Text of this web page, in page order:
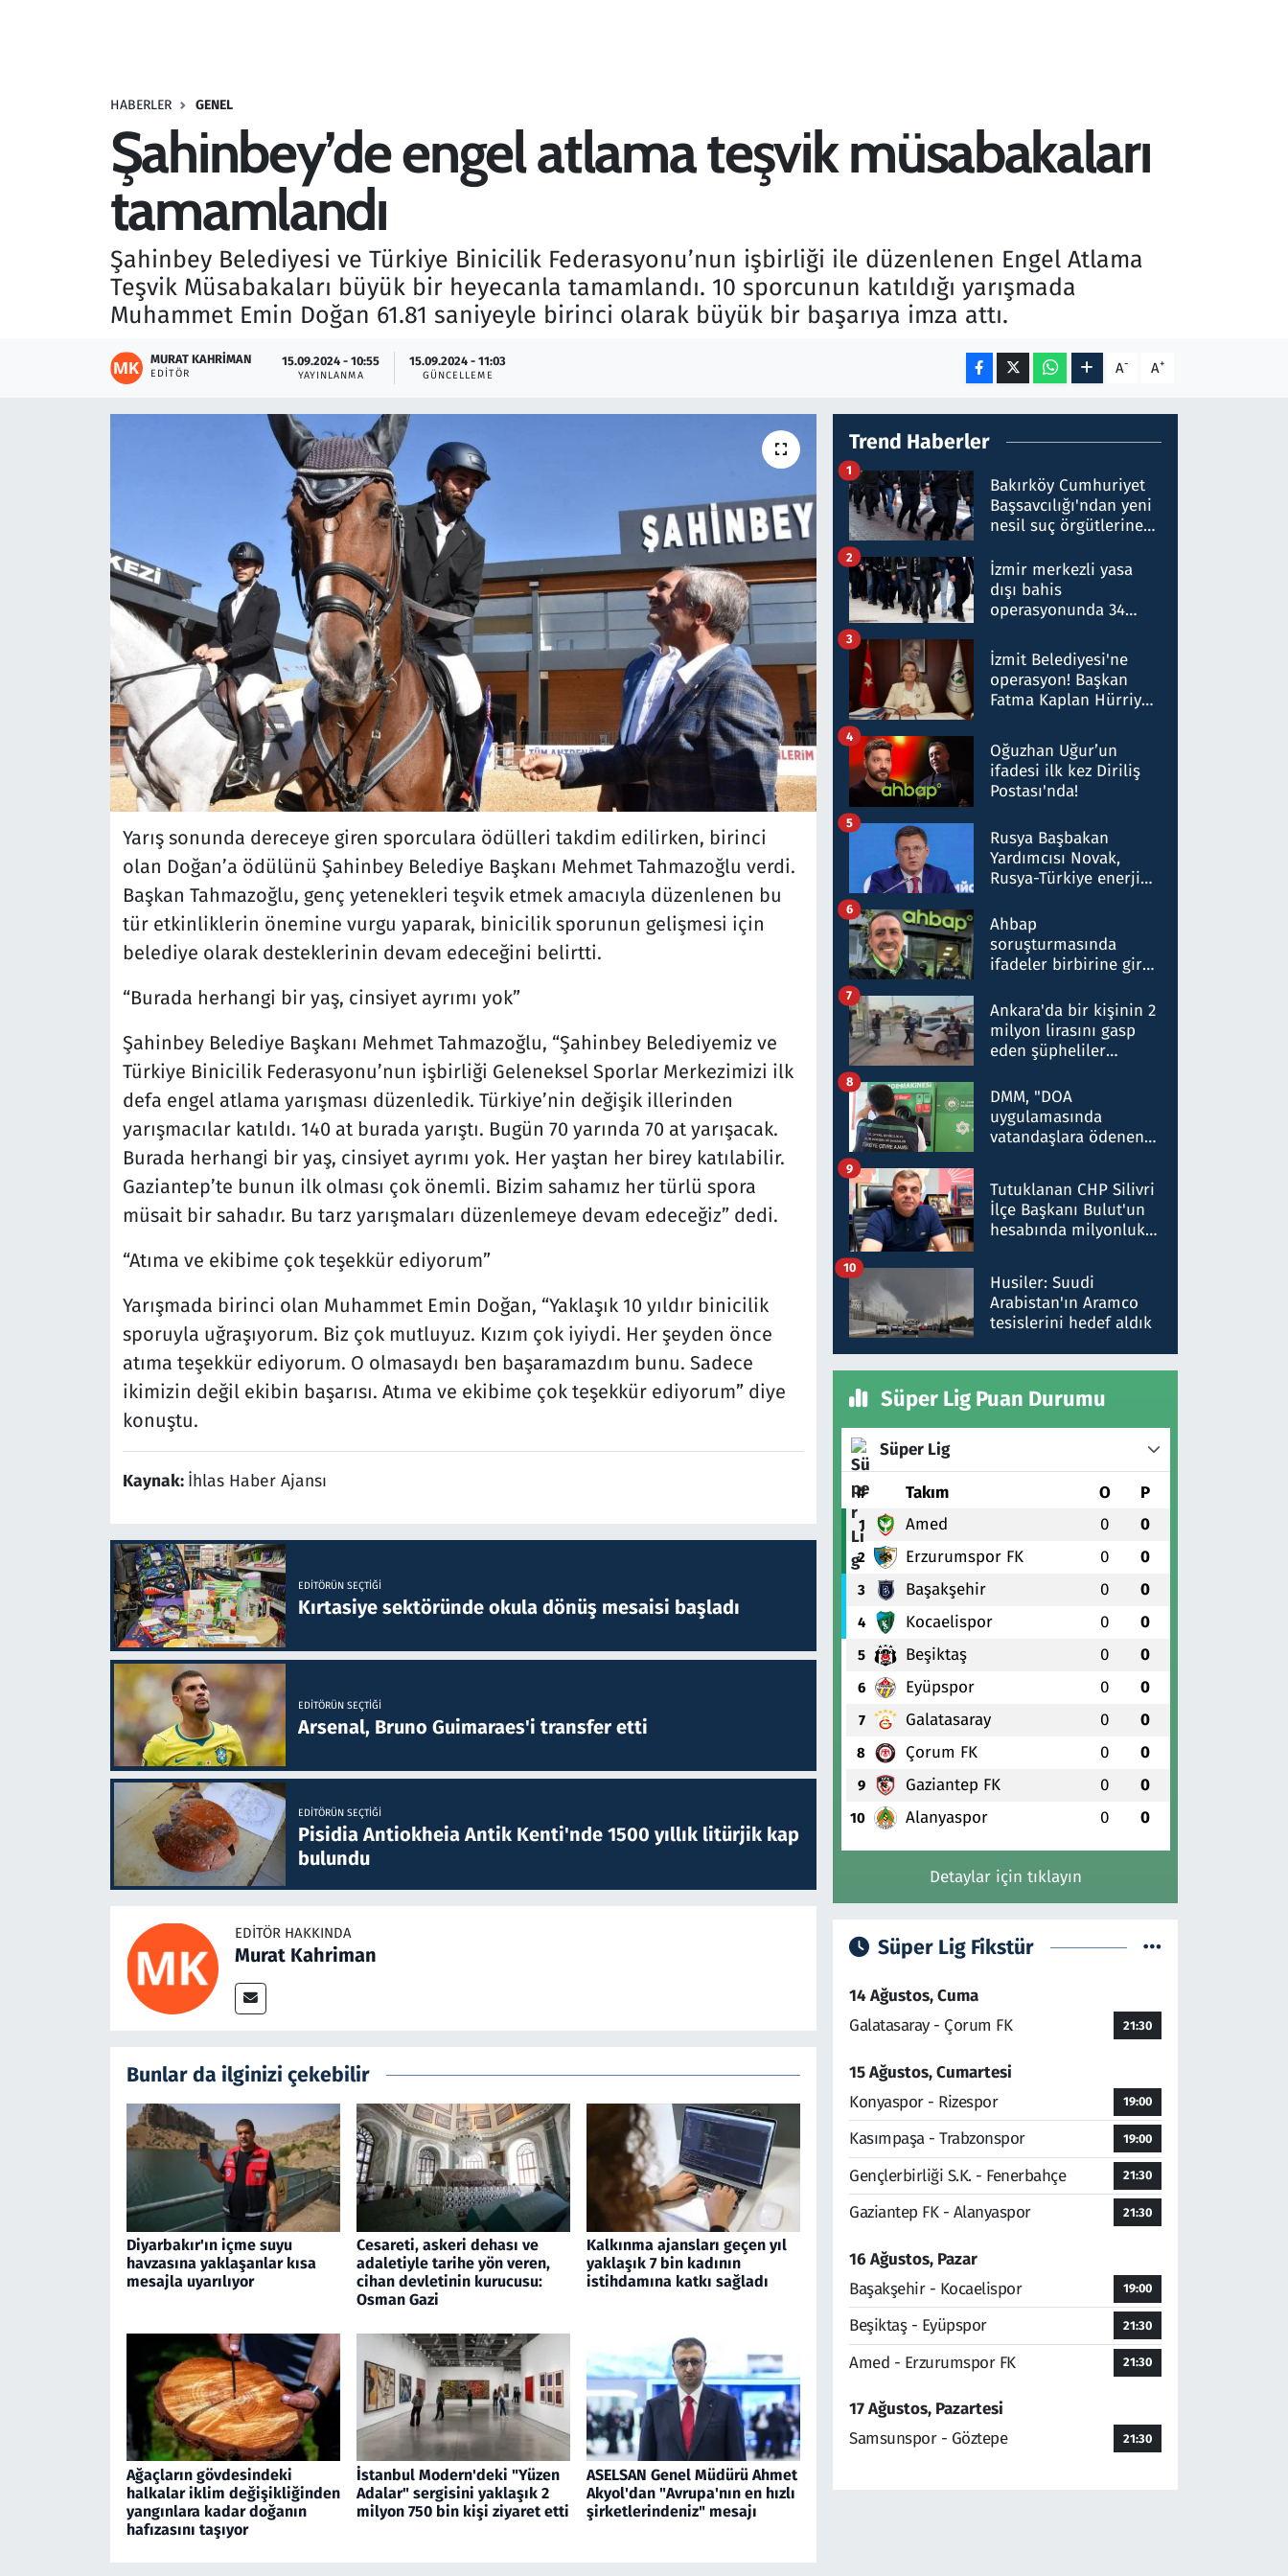
HABERLER GENEL
Şahinbey’de engel atlama teşvik müsabakaları
tamamlandı
Şahinbey Belediyesi ve Türkiye Binicilik Federasyonu’nun işbirliği ile düzenlenen Engel Atlama
Teşvik Müsabakaları büyük bir heyecanla tamamlandı. 10 sporcunun katıldığı yarışmada
Muhammet Emin Doğan 61.81 saniyeyle birinci olarak büyük bir başarıya imza attı.
MURAT KAHRIMAN
EDITÖR
15.09.2024 - 10:55
YAYINLANMA
15.09.2024 - 11:03
GÜNCELLEME A- A+
Yarış sonunda dereceye giren sporculara ödülleri takdim edilirken, birinci
olan Doğan’a ödülünü Şahinbey Belediye Başkanı Mehmet Tahmazoğlu verdi.
Başkan Tahmazoğlu, genç yetenekleri teşvik etmek amacıyla düzenlenen bu
tür etkinliklerin önemine vurgu yaparak, binicilik sporunun gelişmesi için
belediye olarak desteklerinin devam edeceğini belirtti.
“Burada herhangi bir yaş, cinsiyet ayrımı yok”
Şahinbey Belediye Başkanı Mehmet Tahmazoğlu, “Şahinbey Belediyemiz ve
Türkiye Binicilik Federasyonu’nun işbirliği Geleneksel Sporlar Merkezimizi ilk
defa engel atlama yarışması düzenledik. Türkiye’nin değişik illerinden
yarışmacılar katıldı. 140 at burada yarıştı. Bugün 70 yarında 70 at yarışacak.
Burada herhangi bir yaş, cinsiyet ayrımı yok. Her yaştan her birey katılabilir.
Gaziantep’te bunun ilk olması çok önemli. Bizim sahamız her türlü spora
müsait bir sahadır. Bu tarz yarışmaları düzenlemeye devam edeceğiz” dedi.
“Atıma ve ekibime çok teşekkür ediyorum”
Yarışmada birinci olan Muhammet Emin Doğan, “Yaklaşık 10 yıldır binicilik
sporuyla uğraşıyorum. Biz çok mutluyuz. Kızım çok iyiydi. Her şeyden önce
atıma teşekkür ediyorum. O olmasaydı ben başaramazdım bunu. Sadece
ikimizin değil ekibin başarısı. Atıma ve ekibime çok teşekkür ediyorum” diye
konuştu.
Kaynak: İhlas Haber Ajansı
EDITÖRÜN SEÇTIĞI
Kırtasiye sektöründe okula dönüş mesaisi başladı
EDITÖRÜN SEÇTIĞI
Arsenal, Bruno Guimaraes'i transfer etti
EDITÖRÜN SEÇTIĞI
Pisidia Antiokheia Antik Kenti'nde 1500 yıllık litürjik kap
bulundu
EDITÖR HAKKINDA
Murat Kahriman
Bunlar da ilginizi çekebilir
Diyarbakır'ın içme suyu
havzasına yaklaşanlar kısa
mesajla uyarılıyor
Cesareti, askeri dehası ve
adaletiyle tarihe yön veren,
cihan devletinin kurucusu:
Osman Gazi
Kalkınma ajansları geçen yıl
yaklaşık 7 bin kadının
istihdamına katkı sağladı
Ağaçların gövdesindeki
halkalar iklim değişikliğinden
yangınlara kadar doğanın
hafızasını taşıyor
İstanbul Modern'deki "Yüzen
Adalar" sergisini yaklaşık 2
milyon 750 bin kişi ziyaret etti
ASELSAN Genel Müdürü Ahmet
Akyol'dan "Avrupa'nın en hızlı
şirketlerindeniz" mesajı
Trend Haberler
Bakırköy Cumhuriyet
Başsavcılığı'ndan yeni
nesil suç örgütlerine
hakkında gözaltı kararı
1
İzmir merkezli yasa
dışı bahis
operasyonunda 34
Milyar liralık para
trafiği tespit edildi
2
İzmit Belediyesi'ne
operasyon! Başkan
Fatma Kaplan Hürriyet
3
Oğuzhan Uğur’un
ifadesi ilk kez Diriliş
Postası'nda!
4
Rusya Başbakan
Yardımcısı Novak,
Rusya-Türkiye enerji
nitelikte olduğunu
belirtti
5
Ahbap
soruşturmasında
ifadeler birbirine girdi:
ifadelerinden ortaya
çıkan tablo şok etti
6
Ankara'da bir kişinin 2
milyon lirasını gasp
eden şüpheliler
7
DMM, "DOA
uygulamasında
vatandaşlara ödenen
düşürüldüğü" iddiasını
yalanladı
8
Tutuklanan CHP Silivri
İlçe Başkanı Bulut'un
hesabında milyonluk
talimat verdi, ben
gönderdim
9
Husiler: Suudi
Arabistan'ın Aramco
tesislerini hedef aldık
10
Süper Lig Puan Durumu
Süper Lig
# Takım O P
1 Amed 0 0
2 Erzurumspor FK 0 0
3 Başakşehir 0 0
4 Kocaelispor 0 0
5 Beşiktaş 0 0
6 Eyüpspor 0 0
7 Galatasaray 0 0
8 Çorum FK 0 0
9 Gaziantep FK 0 0
10 Alanyaspor 0 0
Detaylar için tıklayın
Süper Lig Fikstür
14 Ağustos, Cuma
Galatasaray - Çorum FK
21:30
15 Ağustos, Cumartesi
Konyaspor - Rizespor
19:00
Kasımpaşa - Trabzonspor 19:00
Gençlerbirliği S.K. - Fenerbahçe 21:30
Gaziantep FK - Alanyaspor 21:30
16 Ağustos, Pazar
Başakşehir - Kocaelispor
19:00
Beşiktaş - Eyüpspor 21:30
Amed - Erzurumspor FK 21:30
17 Ağustos, Pazartesi
Samsunspor - Göztepe
21:30
Savunma Sanayi
Televizyon